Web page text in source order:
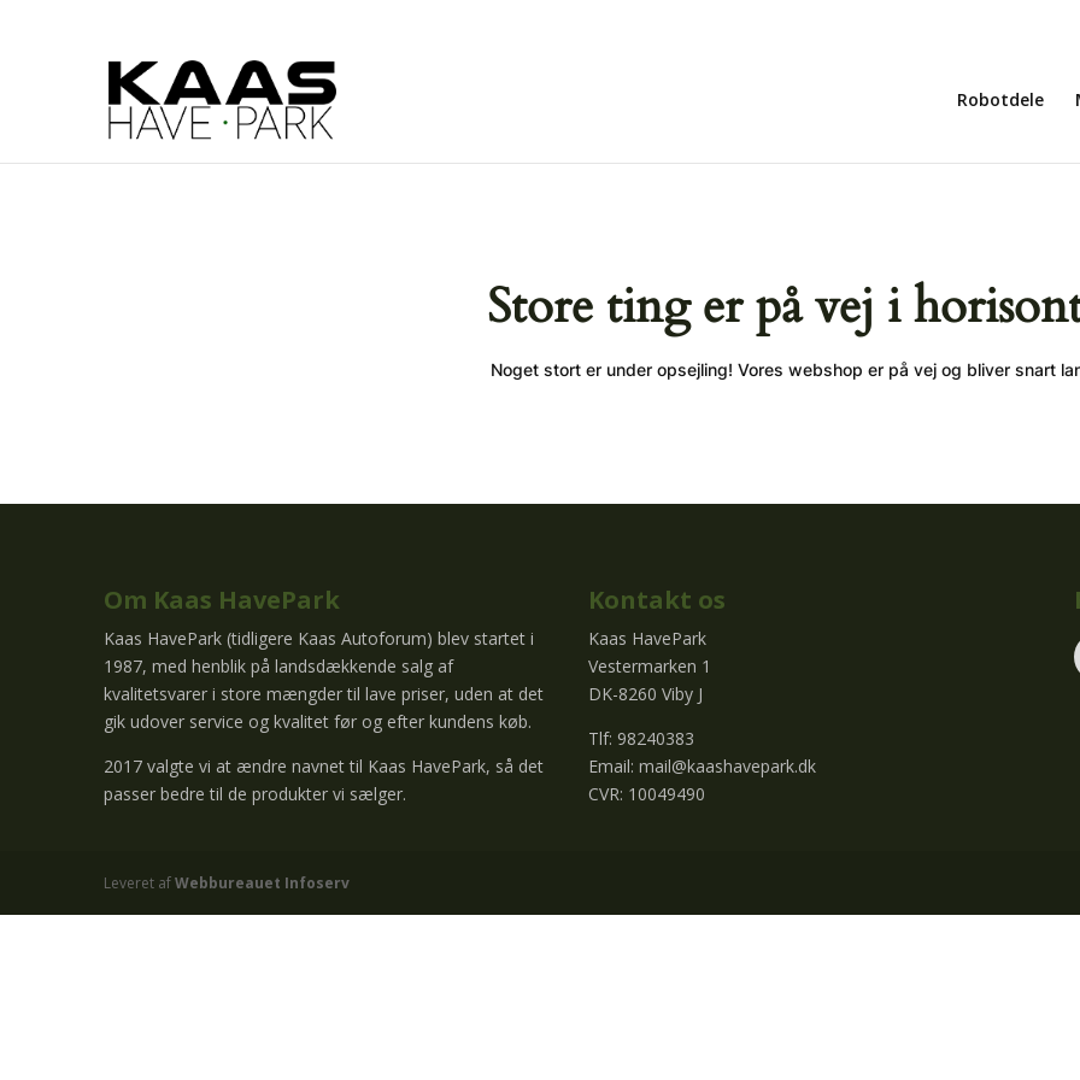
Robotdele
Store ting er på vej i
Noget stort er under opsejling! Vores webshop er på vej og bliver snart
Om Kaas HavePark
Kaas HavePark (tidligere Kaas Autoforum) blev startet i
1987, med henblik på landsdækkende salg af
kvalitetsvarer i store mængder til lave priser, uden at det
gik udover service og kvalitet før og efter kundens køb.
2017 valgte vi at ændre navnet til Kaas HavePark, så det
passer bedre til de produkter vi sælger.
Kontakt os
Kaas HavePark
Vestermarken 1
DK-8260 Viby J
Tlf: 98240383
Email:mail@kaashavepark.dk
CVR: 10049490
Leveret afWebbureauet Infoserv